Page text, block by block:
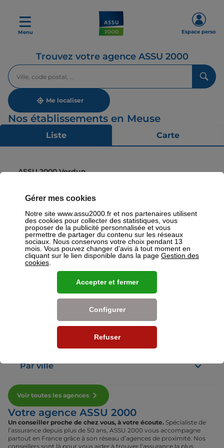
Menu Espace perso
Trouvez votre agence ASSU 2000
Veuillez
renseigner
une
adresse
Me localiser
Nos établissements en Meuse
Liste Carte
ASSU 2000 Verdun
4 place Chevert 55100 Verdun
Plus d'info
Voir plus
Nos établissements
Par région
Par département
Par ville
Voir toutes les agences
Votre agence ASSU 2000
Un conseiller proche de chez vous, à votre écoute. Spécialiste de
l’assurance depuis plus de 50 ans, ASSU 2000 vous accompagne
partout en France grâce à son réseau d’agences de proximité. Nos
conseillers sont là pour vous aider à trouver l’assurance la plus
Gérer mes cookies
Notre site www.assu2000.fr et nos partenaires utilisent
des cookies pour collecter des statistiques, vous
proposer de la publicité personnalisée et vous
permettre de partager du contenu sur les réseaux
sociaux. Nous conservons votre choix pendant 13
mois. Vous pouvez changer d’avis à tout moment en
cliquant sur le lien disponible dans la page Gestion des
cookies
Refuser
Configurer
Accepter et fermer